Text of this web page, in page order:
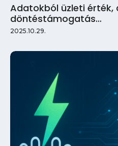
Adatokból üzleti érték,
döntéstámogatás…
2025.10.29.